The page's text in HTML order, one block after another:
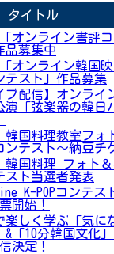
タイトル
オンライン書評
品募集中
オンライン韓国
テスト」作品募集
ブ配信】オンライ
演「弦楽器の韓日
韓国料理教室フォ
ンテスト～納豆チ
韓国料理 フォト
スト当選者発表
K-POPコンテス
開始！
楽しく学ぶ「気に
&「10分韓国文化
決定！